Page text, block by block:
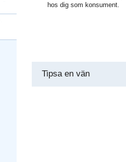
hos dig som konsument.
Tipsa en vän